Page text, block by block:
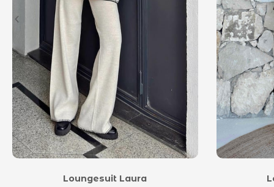
Loungesuit Laura